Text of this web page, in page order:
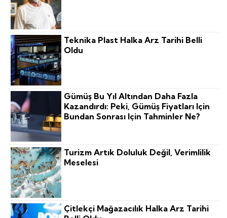
Teknika Plast Halka Arz Tarihi Belli
Oldu
Gümüş Bu Yıl Altından Daha Fazla
Kazandırdı: Peki, Gümüş Fiyatları Için
Bundan Sonrası Için Tahminler Ne?
Turizm Artık Doluluk Değil, Verimlilik
Meselesi
Çitlekçi Mağazacılık Halka Arz Tarihi